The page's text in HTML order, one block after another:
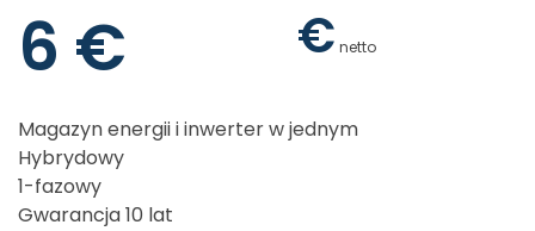
6 €
€ netto
Magazyn energii i inwerter w jednym
Hybrydowy
1-fazowy
Gwarancja 10 lat